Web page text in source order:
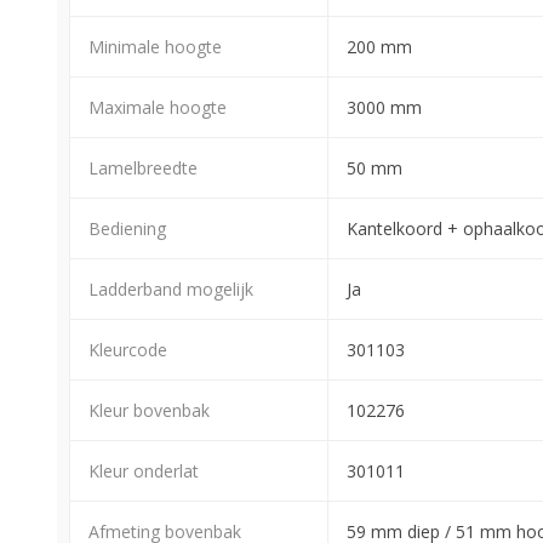
Minimale hoogte 200 mm
Maximale hoogte 3000 mm
Lamelbreedte 50 mm
Bediening Kantelkoord +
Ladderband mogelijk Ja
Kleurcode 301103
Kleur bovenbak 102276
Kleur onderlat 301011
Afmeting bovenbak 59 mm diep / 51 mm